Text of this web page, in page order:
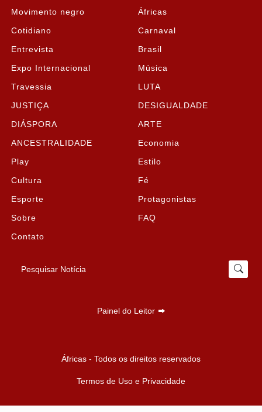
Movimento negro Áfricas
Cotidiano Carnaval
Entrevista Brasil
Expo Internacional Música
Travessia LUTA
JUSTIÇA DESIGUALDADE
DIÁSPORA ARTE
ANCESTRALIDADE Economia
Play Estilo
Cultura Fé
Esporte Protagonistas
Sobre FAQ
Contato
Pesquisar Notícia
Painel do Leitor
Áfricas - Todos os direitos reservados
Termos de Uso e Privacidade
Esse site utiliza cookies para melhorar sua experiência
que você concorda com nossos Termos de Uso e